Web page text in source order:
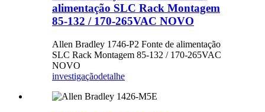
alimentação SLC Rack Montagem
85-132 / 170-265VAC NOVO
Allen Bradley 1746-P2 Fonte de alimentação
SLC Rack Montagem 85-132 / 170-265VAC
NOVO
investigaçãodetalhe